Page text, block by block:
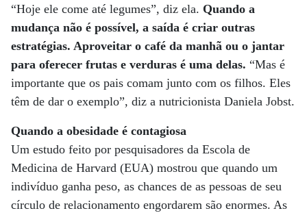
“Hoje ele come até legumes”, diz ela. Quando a
mudança não é possível, a saída é criar outras
estratégias. Aproveitar o café da manhã ou o jantar
para oferecer frutas e verduras é uma delas. “Mas é
importante que os pais comam junto com os filhos. Eles
têm de dar o exemplo”, diz a nutricionista Daniela Jobst.
Quando a obesidade é contagiosa
Um estudo feito por pesquisadores da Escola de
Medicina de Harvard (EUA) mostrou que quando um
indivíduo ganha peso, as chances de as pessoas de seu
círculo de relacionamento engordarem são enormes. As